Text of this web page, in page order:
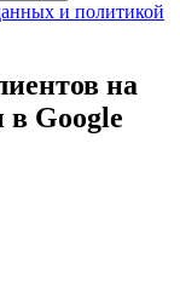
и политикой
на
в Google